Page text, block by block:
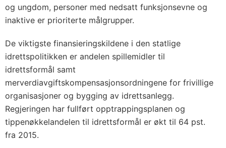
og ungdom, personer med nedsatt funksjonsevne og
inaktive er prioriterte målgrupper.
De viktigste finansieringskildene i den statlige
idrettspolitikken er andelen spillemidler til
idrettsformål samt
merverdiavgiftskompensasjonsordningene for frivillige
organisasjoner og bygging av idrettsanlegg.
Regjeringen har fullført opptrappingsplanen og
tippenøkkelandelen til idrettsformål er økt til 64 pst.
fra 2015.